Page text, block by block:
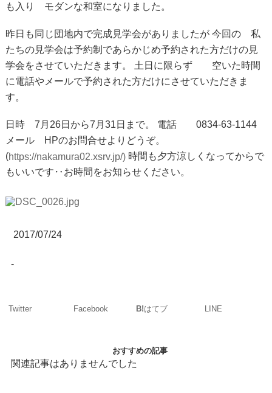
も入り モダンな和室になりました。
昨日も同じ団地内で完成見学会がありましたが今回の 私
たちの見学会は予約制であらかじめ予約された方だけの見
学会をさせていただきます。
土日に限らず 空いた時間
に電話やメールで予約された方だけにさせていただきま
す。
日時 7月26日から7月31日まで。
電話 0834-63-1144
メール HPのお問合せよりどうぞ。
(https://nakamura02.xsrv.jp/)時間も夕方涼しくなってからで
もいいです‥お時間をお知らせください。
2017/07/24
-
Twitter Facebook B!はてブ LINE
おすすめの記事
関連記事はありませんでした